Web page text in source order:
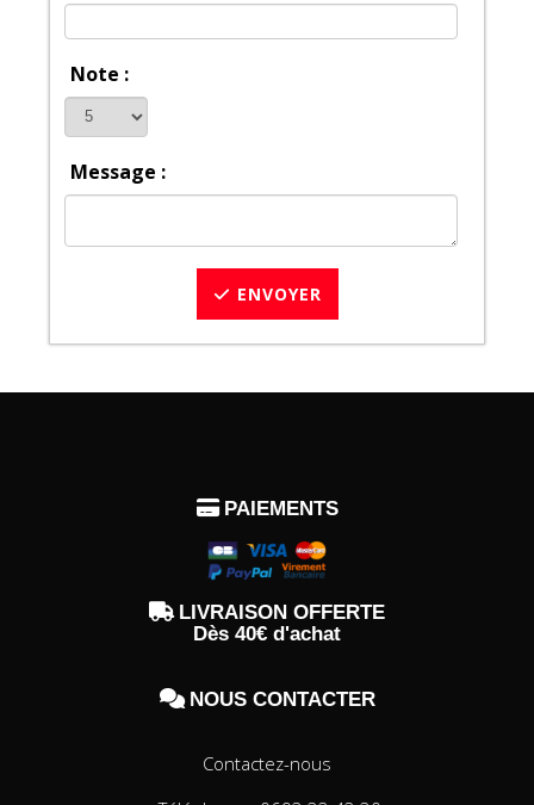
Note :
Message :
ENVOYER
 PAIEMENTS
 LIVRAISON OFFERTE
Dès 40€ d'achat
 NOUS CONTACTER
Contactez-nous